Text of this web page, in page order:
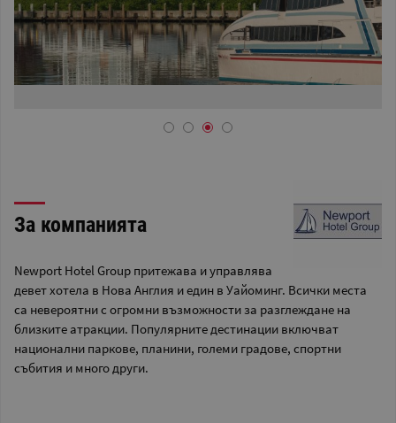
За компанията
Newport Hotel Group притежава и управлява
девет хотела в Нова Англия и един в Уайоминг. Всички места
са невероятни с огромни възможности за разглеждане на
близките атракции. Популярните дестинации включват
национални паркове, планини, големи градове, спортни
събития и много други.